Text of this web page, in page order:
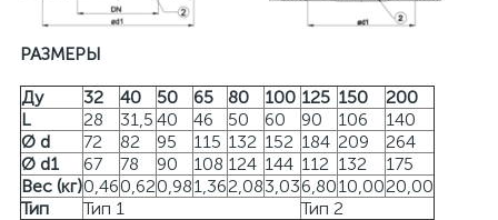
РАЗМЕРЫ
Ду 32 40 50 65 80 100 125 150
200
L
28 31,5 40 46 50 60 90 106
140
Ø d
72 82 95 115 132 152 184 209
264
Ø d1
67 78 90 108 124 144 112 132
175
Вес (кг)0,460,620,981,362,083,036,8010,0020,00
Тип
Тип 1 Тип 2